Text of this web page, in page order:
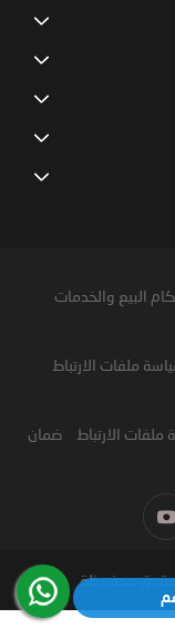
البيع والخدمات
ملفات الارتباط
ملفات الارتباط ضمان